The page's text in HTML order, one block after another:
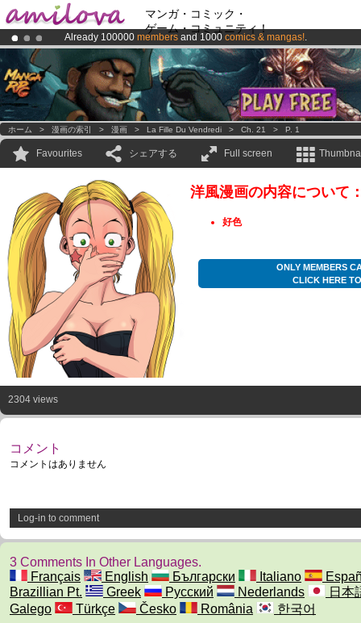
マンガ・コミック・
ゲーム・コミュニティ！
Already 100000 members and 1000 comics & mangas!.
AmilovaKickstarter is now LIVE!.
Premium membership from3.95 euros per month !Get membership
ホーム > 漫画の索引 > 漫画 > La Fille Du Vendredi > Ch. 21 > P. 1
Favourites シェアする Full screen
洋風漫画の内容について
好色
ONLY MEMBERS
CLICK HERE
2304 views
コメント
コメントはありません
Log-in to comment
3 Comments In Other Languages.
Français
English Български Italiano
Brazillian Pt.
Greek Русский Nederlands
日本
Galego
Türkçe Česko România 한국어